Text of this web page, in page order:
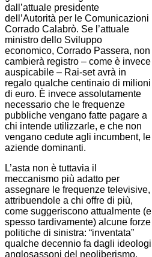
dall’attuale presidente
dell’Autorità per le Comunicazioni
Corrado Calabrò. Se l’attuale
ministro dello Sviluppo
economico, Corrado Passera, non
cambierà registro – come è invece
auspicabile – Rai-set avrà in
regalo qualche centinaio di milioni
di euro. È invece assolutamente
necessario che le frequenze
pubbliche vengano fatte pagare a
chi intende utilizzarle, e che non
vengano cedute agli incumbent, le
aziende dominanti.
L’asta non è tuttavia il
meccanismo più adatto per
assegnare le frequenze televisive,
attribuendole a chi offre di più,
come suggeriscono attualmente (e
spesso tardivamente) alcune forze
politiche di sinistra: “inventata”
qualche decennio fa dagli ideologi
anglosassoni del neoliberismo,